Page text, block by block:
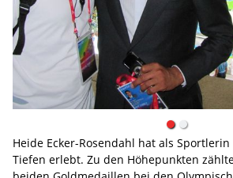
Heide Ecker-Rosendahl hat als
Tiefen erlebt. Zu den Höhepunkten